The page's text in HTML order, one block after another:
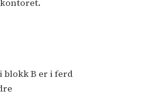
blokk B er i ferd